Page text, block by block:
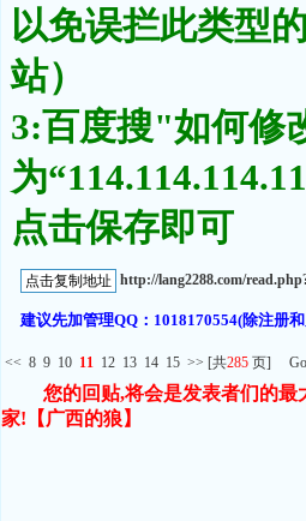
以免误拦此类型
站）
3:百度搜"如何修
为
点击保存即可
http://lang2288.com/
建议先加管理QQ：1018170554(除注册
<< 8 9 10 11 12 13 14 15 >> [共285 页]
您的回贴,将会是发表者们的
家! 【广西的狼】